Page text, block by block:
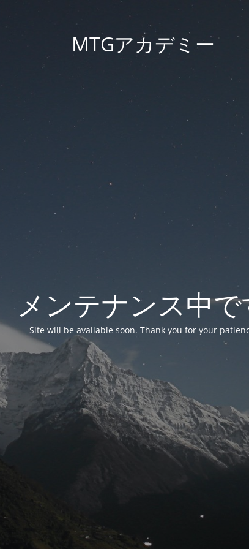
MTGアカデミー
メンテナンス中で
Site will be available soon. Thank you for your